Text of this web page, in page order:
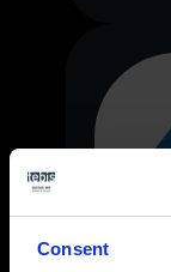
Consent